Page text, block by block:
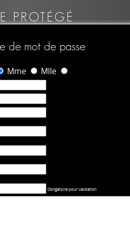
PROTÉGÉ
de mot de passe
Mme
Mlle
Obligatoire pour validation